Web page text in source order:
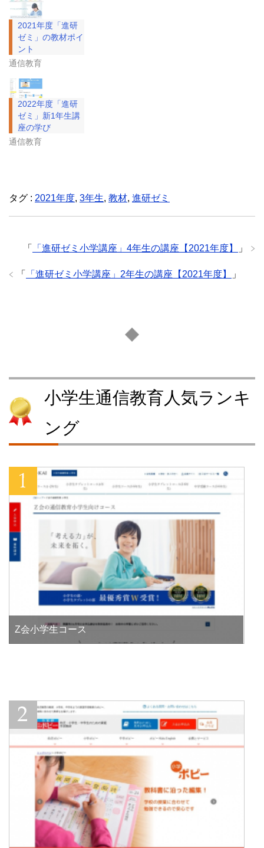
2021年度「進研
ゼミ」の教材ポイ
ント
通信教育
2022年度「進研
ゼミ」新1年生講
座の学び
通信教育
タグ : 2021年度, 3年生, 教材, 進研ゼミ
「 「進研ゼミ小学講座」4年生の講座【2021年度】 」
「 「進研ゼミ小学講座」2年生の講座【2021年度】 」
小学生通信教育人気ランキ
ング
Z会小学生コース